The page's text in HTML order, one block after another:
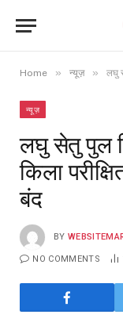
Home » न्यूज़ » लघु
न्यूज़
लघु सेतु पुल
किला
बंद
BY
NO COMMENTS